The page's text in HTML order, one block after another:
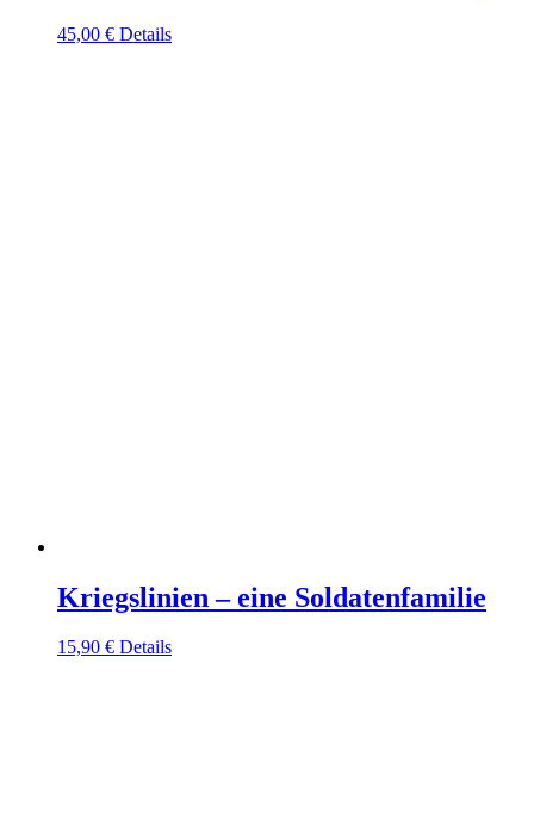
45,00 € Details
Kriegslinien – eine Soldatenfamilie
15,90 € Details